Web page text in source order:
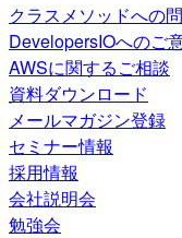
クラスメソッドへの
DevelopersIOへのご
AWSに関するご相談
資料ダウンロード
メールマガジン登録
セミナー情報
採用情報
会社説明会
勉強会